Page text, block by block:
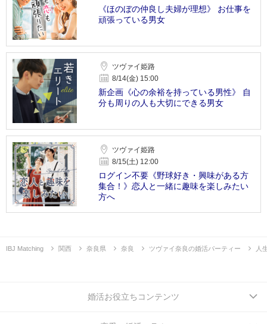
《ほのぼの仲良し夫婦が理想》 お仕事を
頑張っている男女
ツヴァイ姫路
8/14(金) 15:00
新企画《心の余裕を持っている男性》 自
分も周りの人も大切にできる男女
ツヴァイ姫路
8/15(土) 12:00
ログイン不要《野球好き・興味がある方
集合！》恋人と一緒に趣味を楽しみたい
方へ
IBJ Matching 関西 奈良県 奈良 ツヴァイ奈良の婚活パーティー 人
婚活お役立ちコンテンツ